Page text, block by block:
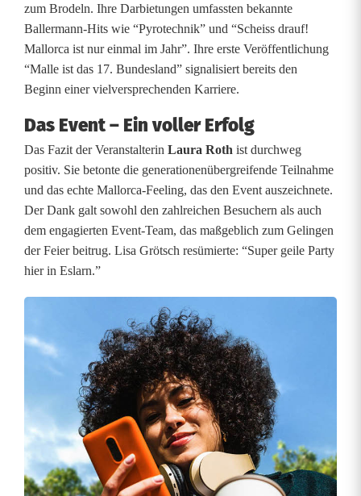
u
l
h
f
zum Brodeln. Ihre Darbietungen umfassten bekannte
Ballermann-Hits wie “Pyrotechnik” und “Scheiss drauf!
Mallorca ist nur einmal im Jahr”. Ihre erste Veröffentlichung
“Malle ist das 17. Bundesland” signalisiert bereits den
Beginn einer vielversprechenden Karriere.
Das Event – Ein voller Erfolg
Das Fazit der Veranstalterin Laura Roth ist durchweg
positiv. Sie betonte die generationenübergreifende Teilnahme
und das echte Mallorca-Feeling, das den Event auszeichnete.
Der Dank galt sowohl den zahlreichen Besuchern als auch
dem engagierten Event-Team, das maßgeblich zum Gelingen
der Feier beitrug. Lisa Grötsch resümierte: “Super geile Party
hier in Eslarn.”